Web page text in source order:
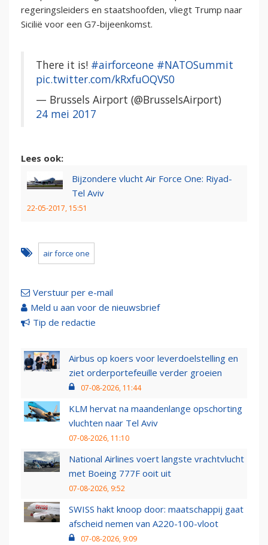
regeringsleiders en staatshoofden, vliegt Trump naar
Sicilië voor een G7-bijeenkomst.
There it is! #airforceone #NATOSummit
pic.twitter.com/kRxfuOQVS0
— Brussels Airport (@BrusselsAirport)
24 mei 2017
Lees ook:
Bijzondere vlucht Air Force One: Riyad-
Tel Aviv
22-05-2017, 15:51
air force one
Verstuur per e-mail
Meld u aan voor de nieuwsbrief
Tip de redactie
Airbus op koers voor leverdoelstelling en
ziet orderportefeuille verder groeien
07-08-2026, 11:44
KLM hervat na maandenlange opschorting
vluchten naar Tel Aviv
07-08-2026, 11:10
National Airlines voert langste vrachtvlucht
met Boeing 777F ooit uit
07-08-2026, 9:52
SWISS hakt knoop door: maatschappij gaat
afscheid nemen van A220-100-vloot
07-08-2026, 9:09